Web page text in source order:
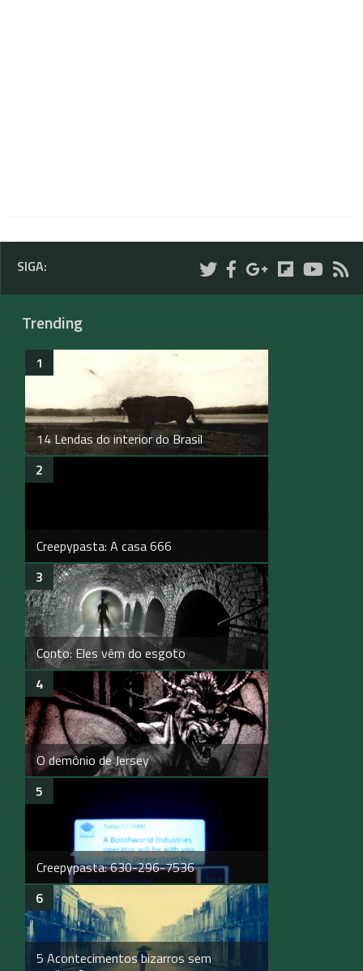
SIGA:
Trending
14 Lendas do interior do Brasil
Creepypasta: A casa 666
Conto: Eles vêm do esgoto
O demônio de Jersey
Creepypasta: 630-296-7536
5 Acontecimentos bizarros sem